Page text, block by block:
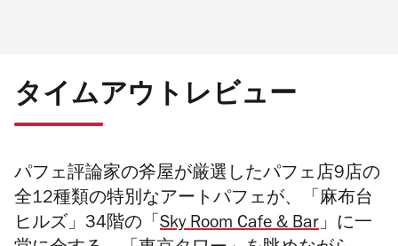
タイムアウトレビュー
パフェ評論家の斧屋が厳選したパフェ店9店の
全12種類の特別なアートパフェが、「麻布台
ヒルズ」34階の「 Sky Room Cafe & Bar」に一